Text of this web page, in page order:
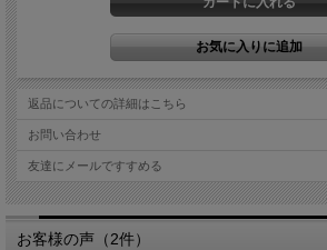
返品についての詳細はこちら
お問い合わせ
友達にメールですすめる
お客様の声（2件）